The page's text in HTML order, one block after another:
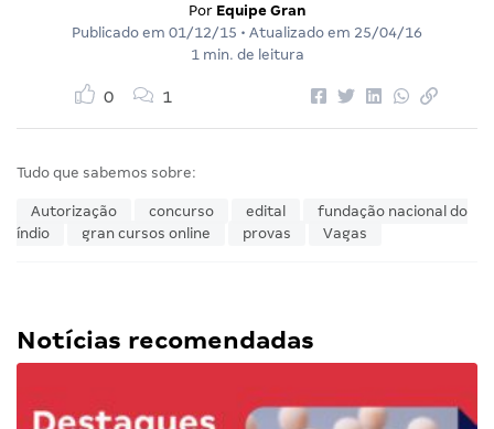
Por Equipe Gran
Publicado em 01/12/15 • Atualizado em 25/04/16
1 min. de leitura
0 1
Tudo que sabemos sobre:
Autorização concurso edital
fundação nacional do
índio
gran cursos online provas Vagas
Notícias recomendadas